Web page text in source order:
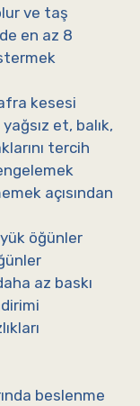
ve taş
en az 8
kesesi
et, balık,
tercih
açısından
öğünler
az baskı
beslenme